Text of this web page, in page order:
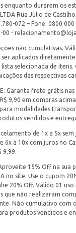
enquanto durarem os
Rua Júlio de
072 – Fone: 0800
00 -
não cumulativas.
aplicados
selecionada de itens.
das respectivas
Garanta frete grátis
9,90 em compras
para modalidades
vendidos e
de 1x a 5x
6x a 10x com juros no
9,99.
Aproveite 15% Off na
no site. Use o cupom
20% Off. Válido 01 uso
que não realizaram
Não cumulativo com
produtos vendidos e